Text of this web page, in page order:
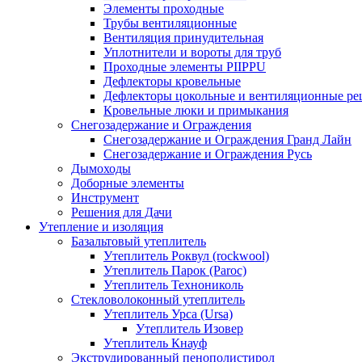
Элементы проходные
Трубы вентиляционные
Вентиляция принудительная
Уплотнители и вороты для труб
Проходные элементы PIIPPU
Дефлекторы кровельные
Дефлекторы цокольные и вентиляционные
Кровельные люки и примыкания
Снегозадержание и Ограждения
Снегозадержание и Ограждения Гранд Лайн
Снегозадержание и Ограждения Русь
Дымоходы
Доборные элементы
Инструмент
Решения для Дачи
Утепление и изоляция
Базальтовый утеплитель
Утеплитель Роквул (rockwool)
Утеплитель Парок (Paroc)
Утеплитель Технониколь
Стекловолоконный утеплитель
Утеплитель Урса (Ursa)
Утеплитель Изовер
Утеплитель Кнауф
Экструдированный пенополистирол